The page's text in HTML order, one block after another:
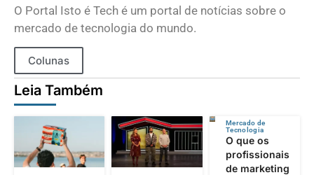
O Portal Isto é Tech é um portal de notícias sobre o
mercado de tecnologia do mundo.
Colunas
Leia Também
Mercado de
Tecnologia
O que os
profissionais
de marketing